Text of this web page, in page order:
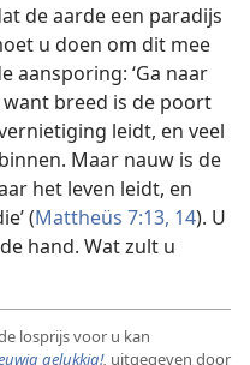
de aarde een paradijs
u doen om dit mee
aansporing: ‘Ga naar
breed is de poort
leidt, en veel
Maar nauw is de
het leven leidt, en
(Mattheüs 7:13, 14). U
hand. Wat zult u
losprijs voor u kan
gelukkig!, uitgegeven door